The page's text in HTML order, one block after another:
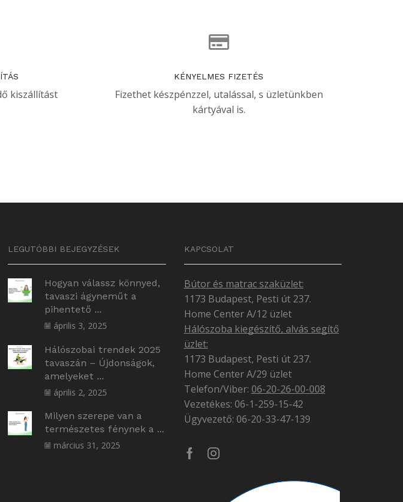
kiszállítást
KÉNYELMES FIZETÉS
Fizethet készpénzzel, utalással, s üzletünkben
kártyával is.
LEGUTÓBBI BEJEGYZÉSEK
Hogyan válassz könnyed,
tavaszi ágyneműt a
pihentető ...
április 3, 2025
Hálószobai trendek 2025
tavaszán – Újdonságok,
amelyeket ...
április 2, 2025
Milyen szerepe van a
természetes fénynek a ...
március 31, 2025
KAPCSOLAT
Bútor és matrac szaküzlet:
1173 Budapest, Pesti út 237.
Home Center A/12 üzlet
Hálószoba kiegészítő, alvás segítő
üzlet:
1173 Budapest, Pesti út 237.
Home Center A/29 üzlet
Telefon/Viber: 06-20-26-00-008
Vezetékes: 06-1-259-15-42
Ügyvezető: 06-20-33-47-139
FacebookInstagram